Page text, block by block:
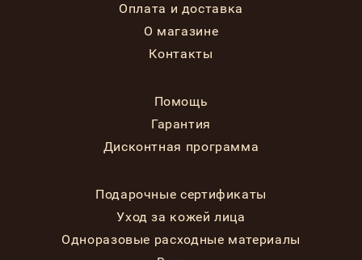
Оплата и доставка
О магазине
Контакты
Помощь
Гарантия
Дисконтная программа
Подарочные сертификаты
Уход за кожей лица
Одноразовые расходные материалы